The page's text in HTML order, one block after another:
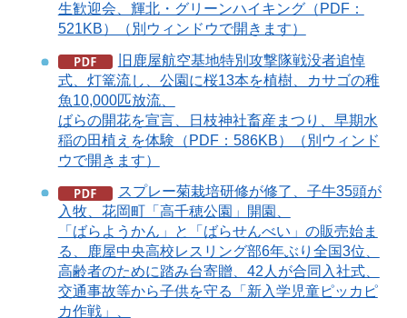
生歓迎会、輝北・グリーンハイキング（PDF：
521KB）（別ウィンドウで開きます）
旧鹿屋航空基地特別攻撃隊戦没者追悼
式、灯篭流し、公園に桜13本を植樹、カサゴの稚
魚10,000匹放流、
ばらの開花を宣言、日枝神社畜産まつり、早期水
稲の田植えを体験（PDF：586KB）（別ウィンド
ウで開きます）
スプレー菊栽培研修が修了、子牛35頭が
入牧、花岡町「高千穂公園」開園、
「ばらようかん」と「ばらせんべい」の販売始ま
る、鹿屋中央高校レスリング部6年ぶり全国3位、
高齢者のために踏み台寄贈、42人が合同入社式、
交通事故等から子供を守る「新入学児童ピッカピ
カ作戦」、